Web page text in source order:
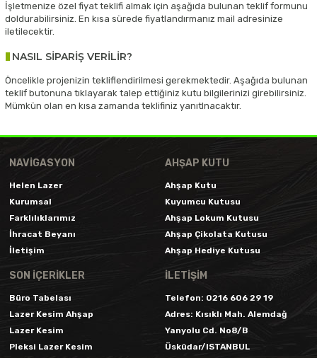
İşletmenize özel fiyat teklifi almak için aşağıda bulunan teklif formunu
doldurabilirsiniz. En kısa sürede fiyatlandırmanız mail adresinize
iletilecektir.
NASIL SİPARİŞ VERİLİR?
Öncelikle projenizin tekliflendirilmesi gerekmektedir. Aşağıda bulunan
teklif butonuna tıklayarak talep ettiğiniz kutu bilgilerinizi girebilirsiniz.
Mümkün olan en kısa zamanda teklifiniz yanıtlnacaktır.
NAVIGASYON
Helen Lazer
Kurumsal
Farklılıklarımız
İhracat Beyanı
İletişim
AHŞAP KUTU
Ahşap Kutu
Kuyumcu Kutusu
Ahşap Lokum Kutusu
Ahşap Çikolata Kutusu
Ahşap Hediye Kutusu
SON İÇERIKLER
Büro Tabelası
Lazer Kesim Ahşap
Lazer Kesim
Pleksi Lazer Kesim
İLETİŞİM
Telefon: 0216 606 29 19
Adres: Kısıklı Mah. Alemdağ
Yanyolu Cd. No8/B
Üsküdar/ISTANBUL